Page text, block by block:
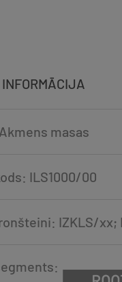
masas
ILS1000/00
IZKLS/xx;